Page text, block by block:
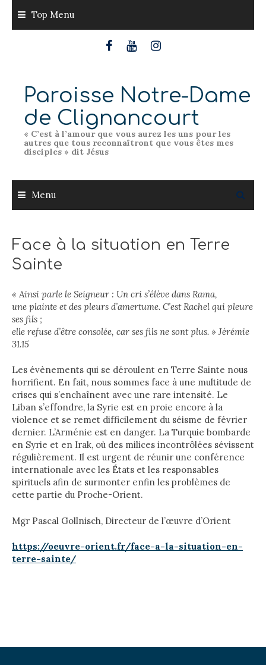
content
Top Menu
Paroisse Notre-Dame
de Clignancourt
« C’est à l’amour que vous aurez les uns pour les
autres que tous reconnaîtront que vous êtes mes
disciples » dit Jésus
Menu
Face à la situation en Terre
Sainte
« Ainsi parle le Seigneur : Un cri s’élève dans Rama,
une plainte et des pleurs d’amertume. C’est Rachel qui pleure
ses fils ;
elle refuse d’être consolée, car ses fils ne sont plus. » Jérémie
31.15
Les évènements qui se déroulent en Terre Sainte nous
horrifient. En fait, nous sommes face à une multitude de
crises qui s’enchaînent avec une rare intensité. Le
Liban s’effondre, la Syrie est en proie encore à la
violence et se remet difficilement du séisme de février
dernier. L’Arménie est en danger. La Turquie bombarde
en Syrie et en Irak, où des milices incontrôlées sévissent
régulièrement. Il est urgent de réunir une conférence
internationale avec les États et les responsables
spirituels afin de surmonter enfin les problèmes de
cette partie du Proche-Orient.
Mgr Pascal Gollnisch, Directeur de l’œuvre d’Orient
https://oeuvre-orient.fr/face-a-la-situation-en-
terre-sainte/